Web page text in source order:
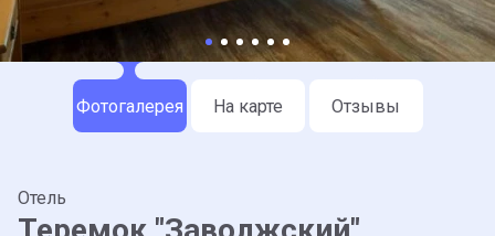
Отель
Фотогалерея На карте Отзывы